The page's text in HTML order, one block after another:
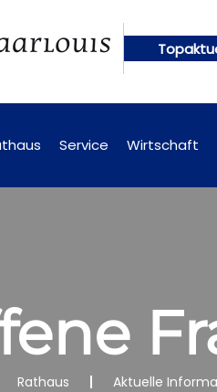
Öffentliche
Service Wirtschaft
Rathaus Aktuelle